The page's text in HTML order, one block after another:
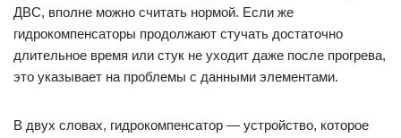
ДВС, вполне можно считать нормой. Если же
гидрокомпенсаторы продолжают стучать достаточно
длительное время или стук не уходит даже после прогрева,
это указывает на проблемы с данными элементами.
В двух словах, гидрокомпенсатор — устройство, которое